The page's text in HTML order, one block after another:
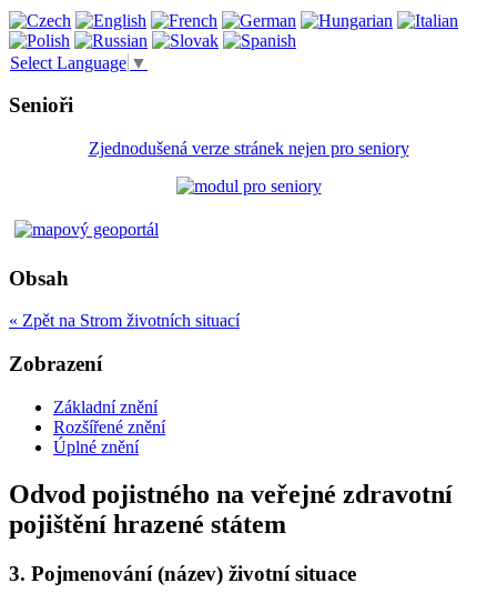
Select Language ▼
Senioři
Zjednodušená verze stránek nejen pro seniory
Obsah
« Zpět na Strom životních situací
Zobrazení
Základní znění
Rozšířené znění
Úplné znění
Odvod pojistného na veřejné zdravotní
pojištění hrazené státem
3. Pojmenování (název) životní situace